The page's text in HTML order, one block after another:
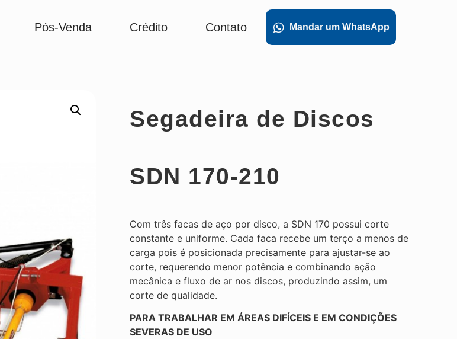
Pós-Venda Crédito Contato Mandar um WhatsApp
Segadeira de Discos
SDN 170-210
Com três facas de aço por disco, a SDN 170 possui corte
constante e uniforme. Cada faca recebe um terço a menos de
carga pois é posicionada precisamente para ajustar-se ao
corte, requerendo menor potência e combinando ação
mecânica e fluxo de ar nos discos, produzindo assim, um
corte de qualidade.
PARA TRABALHAR EM ÁREAS DIFÍCEIS E EM CONDIÇÕES
SEVERAS DE USO